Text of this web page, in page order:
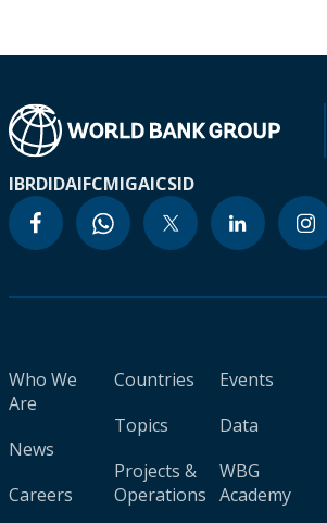
IBRDIDAIFCMIGAICSID
Who We
Are
News
Careers
Countries
Topics
Projects &
Operations
Events
Data
WBG
Academy